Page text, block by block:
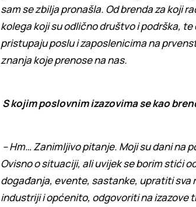
sam se zbilja pronašla. Od brenda za koji
kolega koji su odlično društvo i podrška,
pristupaju poslu i zaposlenicima na
znanja koje prenose na nas.
S kojim poslovnim izazovima se kao
– Hm… Zanimljivo pitanje. Moji su dani na
Ovisno o situaciji, ali uvijek se borim stići
događanja, evente, sastanke, upratiti sva
industriji i općenito, odgovoriti na